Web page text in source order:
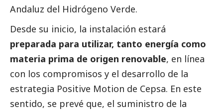
Andaluz del Hidrógeno Verde.
Desde su inicio, la instalación estará
preparada para utilizar, tanto energía como
materia prima de origen renovable, en línea
con los compromisos y el desarrollo de la
estrategia Positive Motion de Cepsa. En este
sentido, se prevé que, el suministro de la